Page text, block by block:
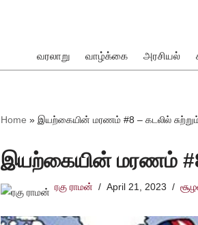
வரலாறு வாழ்க்கை அரசியல்
Home » இயற்கையின் மரணம் #8 – கடலில்
இயற்கையின் மரணம் #8
ரகு ராமன் April 21, 2023